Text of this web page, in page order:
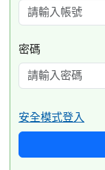
密碼
安全模式登入